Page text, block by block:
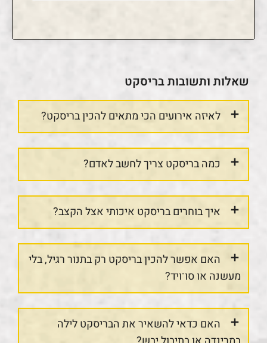
שאלות ותשובות בריסקט
לאיזה אירועים הכי מתאים להכין בריסקט?
כמה בריסקט צריך לחשב לאדם?
איך בוחרים בריסקט איכותי אצל הקצב?
האם אפשר להכין בריסקט רק בתנור רגיל, בלי
מעשנה או סו־ויד?
האם כדאי להשאיר את הבריסקט לילה